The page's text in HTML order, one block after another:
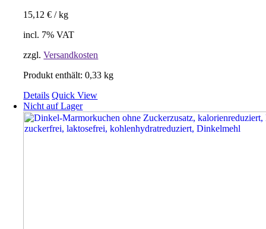
15,12€ /kg
incl. 7% VAT
zzgl.Versandkosten
Produkt enthält: 0,33kg
Details Quick View
Nicht auf Lager